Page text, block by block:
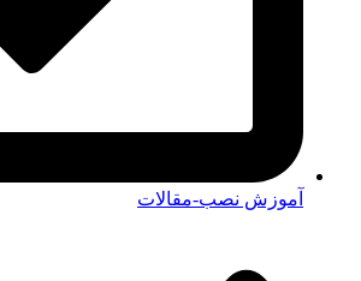
آموزش نصب-مقالات